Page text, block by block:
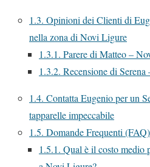
1.3. Opinioni dei Clienti di
nella zona di Novi Ligure
1.3.1. Parere di Matteo –
1.3.2. Recensione di
1.4. Contatta Eugenio per un
tapparelle impeccabile
1.5. Domande Frequenti (FAQ)
1.5.1. Qual è il costo medio